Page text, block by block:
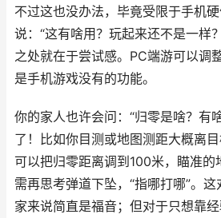
不过这也没办法，毕竟受限于手机
说：“这有啥用？玩起来还不是一
之处就在于尝试感。PC端游可以调
是手机游戏没有的功能。
你的家人也许会问：“归零是啥？有
了！比如你目测或地图测距大概离
可以把归零距离调到100米，瞄准
需再思考弹道下坠，“指哪打哪”。
家来说简直是福音；但对于只想靠